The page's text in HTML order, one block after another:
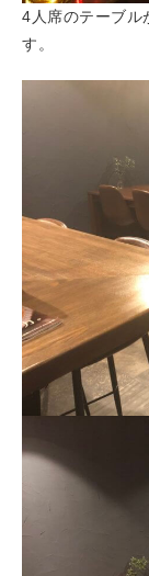
4人席のテーブル
す。